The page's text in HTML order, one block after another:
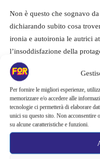
Per fornire le migliori esperienze,
memorizzare e/o accedere alle
tecnologie ci permetterà di elaborare
unici su questo sito. Non acconsentire
su alcune caratteristiche e funzioni.
Non è questo che sognavo
dichiarando subito cosa
ironia e autoironia le autrici
l’insoddisfazione della
un fatto: il mondo del lavoro
dimenticare chi siamo e non
che ci hanno fatto e che ci
si sono realizzate e la vita
enormi per sopravvivere, per
appagati dal lavoro.
Il mondo in cui viviamo, o